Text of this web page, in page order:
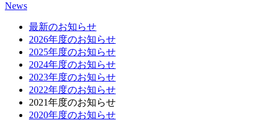
News
最新のお知らせ
2026年度のお知らせ
2025年度のお知らせ
2024年度のお知らせ
2023年度のお知らせ
2022年度のお知らせ
2021年度のお知らせ
2020年度のお知らせ